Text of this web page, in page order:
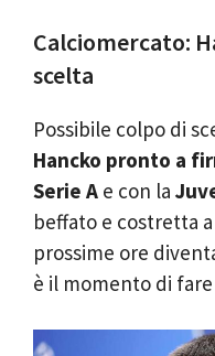
Calciomercato:
scelta
Possibile colpo di
Hancko pronto a
Serie A e con la
beffato e costretta
prossime ore
è il momento di